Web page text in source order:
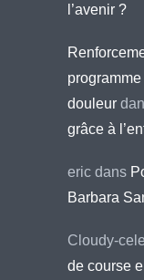
l’avenir ?
douleur
grâce à
eric dans
Barbara
Cloudy-
de course